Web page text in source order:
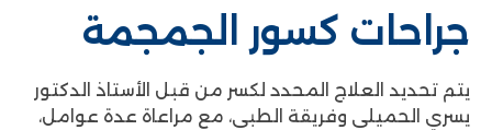
جراحات كسور الجمجمة
يتم تحديد العلاج المحدد لكسر من قبل الأستاذ الدكتور
يسري الحميلي وفريقة الطبي، مع مراعاة عدة عوامل،